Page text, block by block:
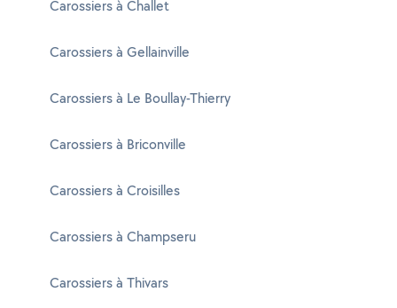
Carossiers à Challet
Carossiers à Gellainville
Carossiers à Le Boullay-Thierry
Carossiers à Briconville
Carossiers à Croisilles
Carossiers à Champseru
Carossiers à Thivars